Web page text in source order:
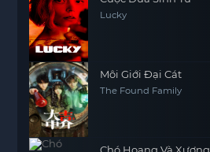
Lucky
Môi Giới Đại Cát
The Found Family